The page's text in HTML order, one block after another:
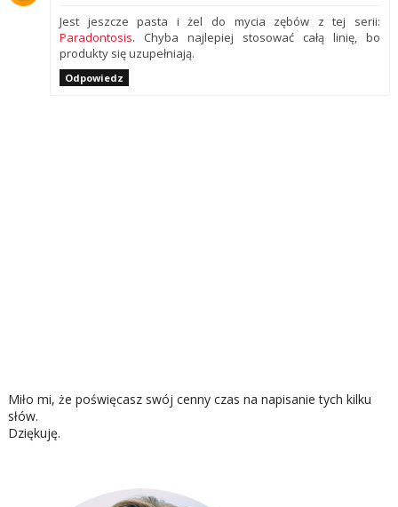
Jest jeszcze pasta i żel do mycia zębów z tej serii:
Paradontosis. Chyba najlepiej stosować całą linię, bo
produkty się uzupełniają.
Odpowiedz
Miło mi, że poświęcasz swój cenny czas na napisanie tych kilku
słów.
Dziękuję.